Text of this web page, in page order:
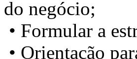
do negócio;
• Formular a
• Orientação